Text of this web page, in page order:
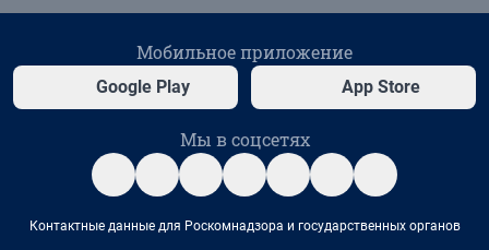
Мобильное приложение
Google Play App Store
Мы в соцсетях
Контактные данные для Роскомнадзора и государственных органов